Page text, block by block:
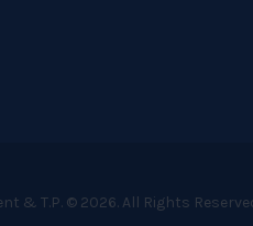
& T.P. © 2026. All Rights